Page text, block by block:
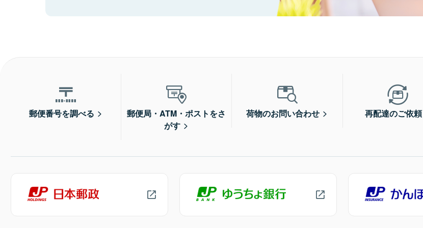
郵便番号を調べる
郵便局・ATM・ポストをさ
がす
荷物のお問い合わせ 再配達のご依頼